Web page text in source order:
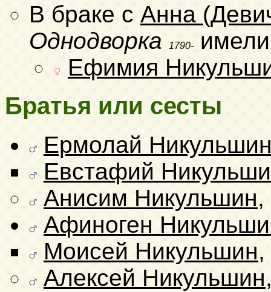
В браке с Анна
Однодворка
1790-
Ефимия
Братья или сесты
Ермолай
Евстафий
Анисим Никульшин,
Афиноген
Моисей Никульшин,
Алексей Никульшин